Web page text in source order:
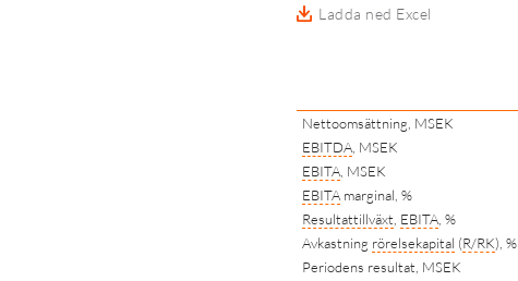
Ladda ned Excel
Nettoomsättning, MSEK
EBITDA, MSEK
EBITA, MSEK
EBITA marginal, %
Resultattillväxt, EBITA, %
Avkastning rörelsekapital (R/RK), %
Periodens resultat, MSEK